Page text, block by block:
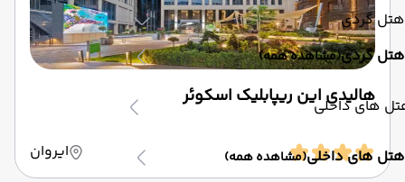
هتل گردی
هتل گردی(مشاهده همه)
های داخلی
هتل های داخلی(مشاهده همه)
هالیدی این ریپابلیک اسکوئر
ایروان